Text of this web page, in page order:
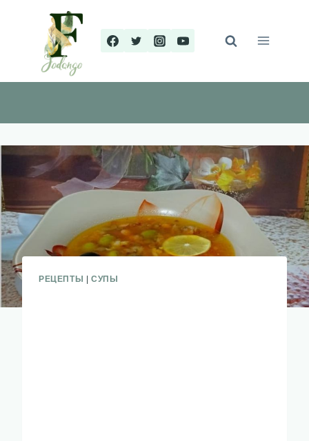
содержимому
РЕЦЕПТЫ СУПЫ